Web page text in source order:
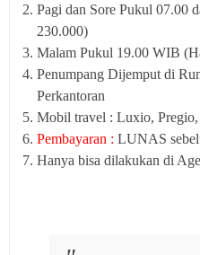
Pagi dan Sore Pukul 07.00
230.000)
Malam Pukul 19.00 WIB
Penumpang Dijemput di
Perkantoran
Mobil travel : Luxio,
Pembayaran : LUNAS
Hanya bisa dilakukan di